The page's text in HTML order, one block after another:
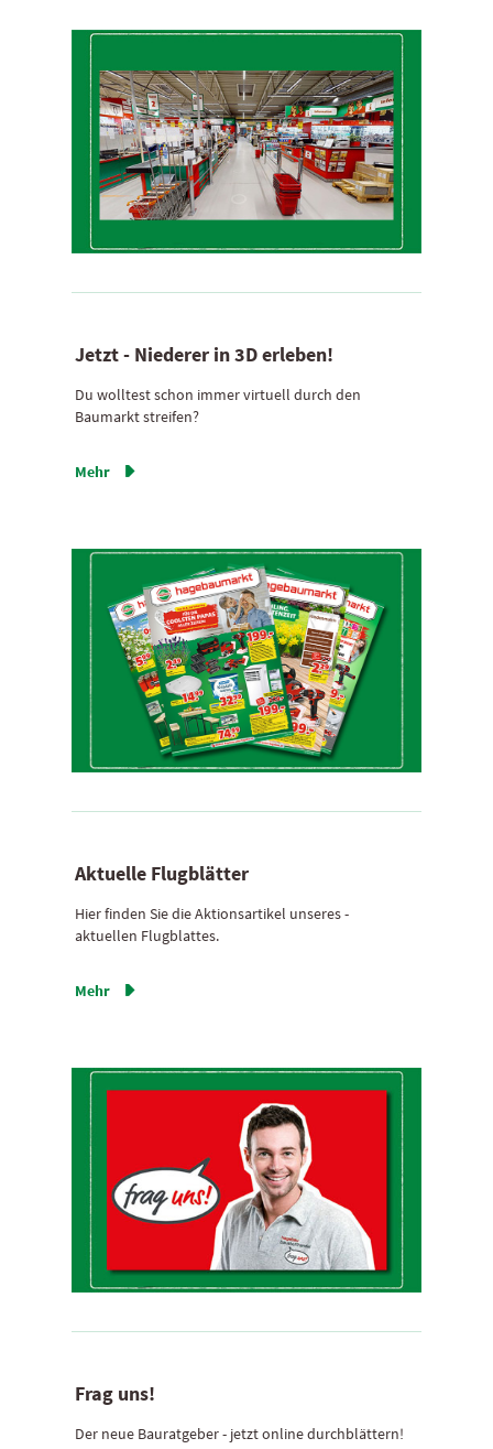
Jetzt - Niederer in 3D erleben!
Du wolltest schon immer virtuell durch den
Baumarkt streifen?
Mehr 
Aktuelle Flugblätter
Hier finden Sie die Aktionsartikel unseres ­
aktuellen Flugblattes.
Mehr 
Frag uns!
Der neue Bauratgeber - jetzt online durchblättern!